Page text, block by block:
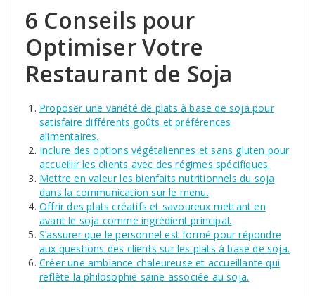
6 Conseils pour
Optimiser Votre
Restaurant de Soja
Proposer une variété de plats à base de soja pour
satisfaire différents goûts et préférences
alimentaires.
Inclure des options végétaliennes et sans gluten pour
accueillir les clients avec des régimes spécifiques.
Mettre en valeur les bienfaits nutritionnels du soja
dans la communication sur le menu.
Offrir des plats créatifs et savoureux mettant en
avant le soja comme ingrédient principal.
S’assurer que le personnel est formé pour répondre
aux questions des clients sur les plats à base de soja.
Créer une ambiance chaleureuse et accueillante qui
reflète la philosophie saine associée au soja.